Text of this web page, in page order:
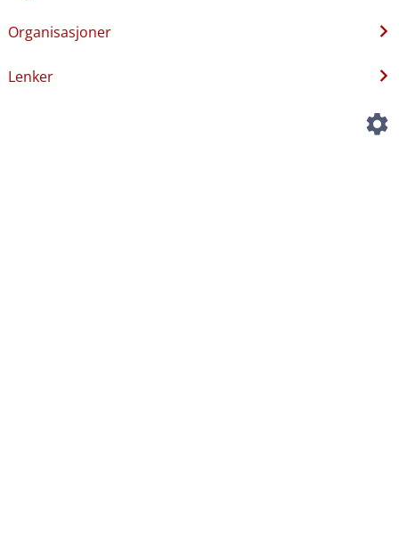
Organisasjoner
Lenker